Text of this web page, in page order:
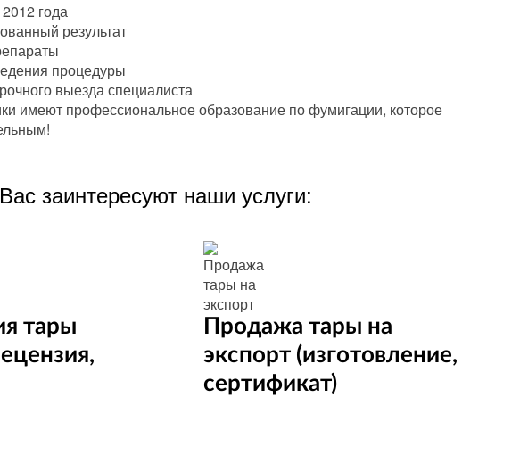
года
результат
процедуры
выезда специалиста
имеют профессиональное образование по фумигации, которое
заинтересуют наши услуги:
тары
Продажа тары на
экспорт (изготовление,
сертификат)